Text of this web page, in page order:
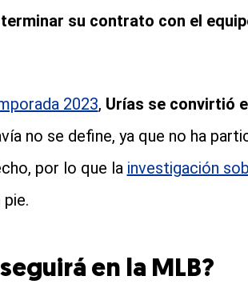
terminar su contrato con el
2023, Urías se convirtió
no se define, ya que no ha
por lo que la investigación
en la MLB?